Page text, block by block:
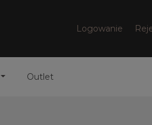
Logowanie
Outlet